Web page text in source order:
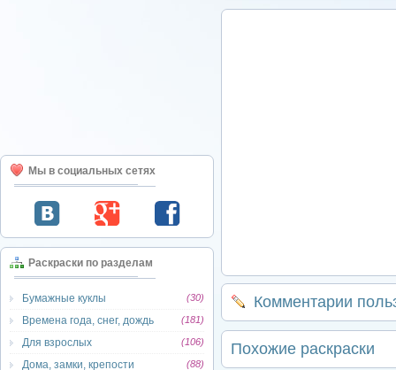
Мы в социальных сетях
Раскраски по разделам
Бумажные куклы (30)
Времена года, снег, дождь (181)
Для взрослых (106)
Дома, замки, крепости (88)
Комментарии
Похожие раскраски